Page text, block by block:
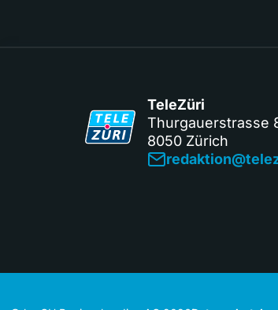
TeleZüri
Thurgauerstrasse
8050 Zürich